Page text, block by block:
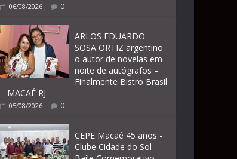
06/08/2026 0
ARLOS EDUARDO
SOSA ORTIZ argentino
o autor de novelas em
noite de autógrafos –
Finalmente Bistro Brasil
– MACAÉ RJ
05/08/2026 0
CEPE Macaé 45 anos -
Clube Cidade do Sol –